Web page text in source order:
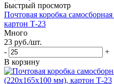
Быстрый просмотр
Почтовая коробка
картон Т-23
Много
23 руб./шт.
-
+
В корзину